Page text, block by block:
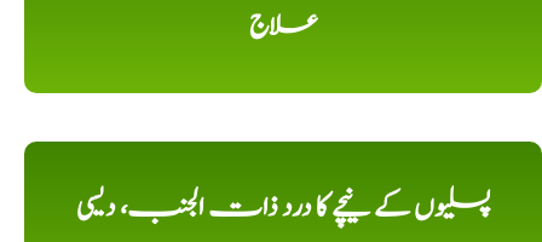
علاج
پسلیوں کے نیچے کا درد ذات الجنب، دیسی